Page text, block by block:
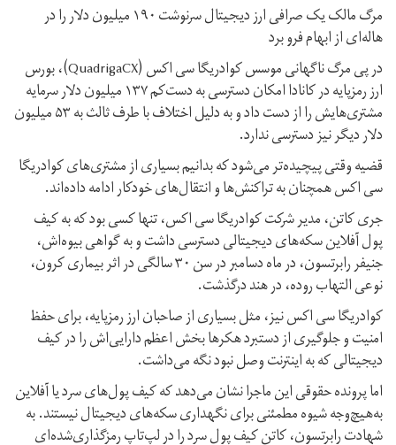
مرگ مالک یک صرافی ارز دیجیتال سرنوشت ۱۹۰ میلیون دلار را در
هاله‌ای از ابهام فرو برد
در پی مرگ ناگهانی موسس کوادریگا سی اکس (QuadrigaCX)، بورس
ارز رمزپایه در کانادا امکان دسترسی به دست‌کم ۱۳۷ میلیون دلار سرمایه
مشتری‌هایش را از دست داد و به دلیل اختلاف با طرف ثالث به ۵۳ میلیون
دلار دیگر نیز دسترسی ندارد.
قضیه وقتی پیچیده‌تر می‌شود که بدانیم بسیاری از مشتری‌های کوادریگا
سی اکس همچنان به تراکنش‌ها و انتقال‌های خودکار ادامه داده‌اند.
جری کاتن، مدیر شرکت کوادریگا سی اکس، تنها کسی بود که به کیف
پول آفلاین سکه‌های دیجیتالی دسترسی داشت و به گواهی بیوه‌اش،
جنیفر رابرتسون، در ماه دسامبر در سن ۳۰ سالگی در اثر بیماری کرون،
نوعی التهاب روده، در هند درگذشت.
کوادریگا سی اکس نیز، مثل بسیاری از صاحبان ارز رمزپایه، برای حفظ
امنیت و جلوگیری از دستبرد هکرها بخش اعظم دارایی‌اش را در کیف
دیجیتالی که به اینترنت وصل نبود نگه می‌داشت.
اما پرونده حقوقی این ماجرا نشان می‌دهد که کیف پول‌های سرد یا آفلاین
به‌هیچ‌وجه شیوه مطمئنی برای نگهداری سکه‌های دیجیتال نیستند. به
شهادت رابرتسون، کاتن کیف پول سرد را در لپ‌تاپ رمزگذاری‌شده‌ای